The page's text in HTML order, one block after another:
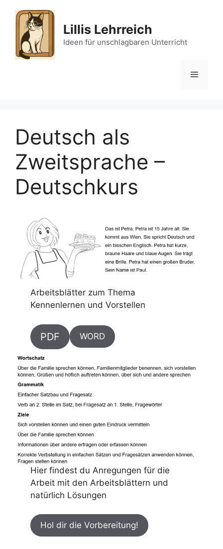
content
Lillis Lehrreich
Ideen für unschlagbaren Unterricht
Menu
Deutsch als
Zweitsprache –
Deutschkurs
Arbeitsblätter zum Thema
Kennenlernen und Vorstellen
PDF WORD
Hier findest du Anregungen für die
Arbeit mit den Arbeitsblättern und
natürlich Lösungen
Hol dir die Vorbereitung!